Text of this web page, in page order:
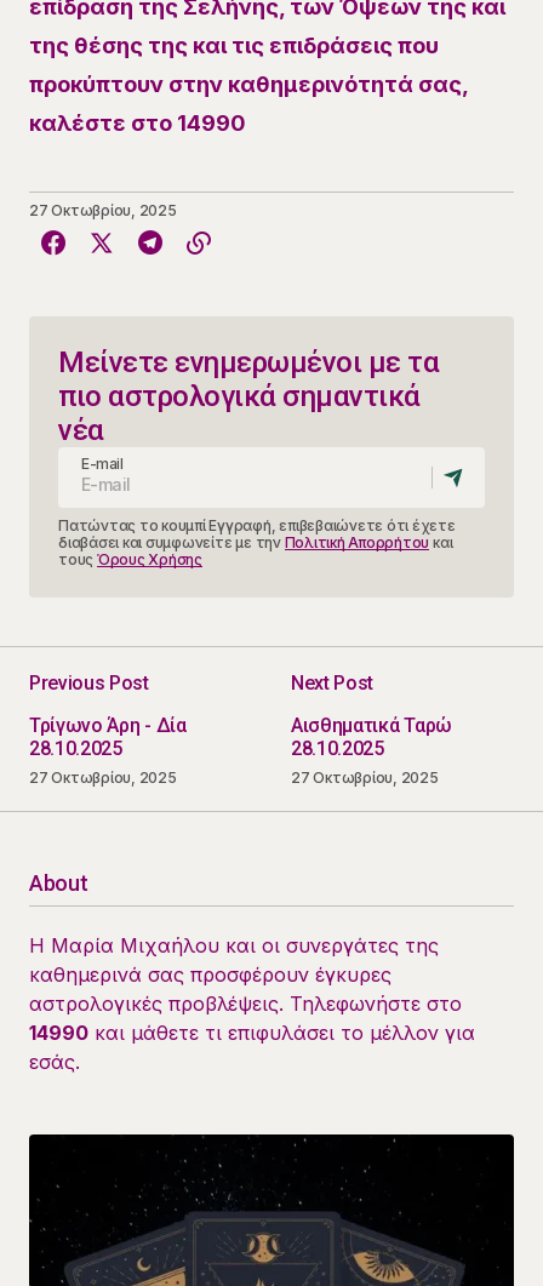
επίδραση της Σελήνης, των Όψεων της και
της θέσης της και τις επιδράσεις που
προκύπτουν στην καθημερινότητά σας,
καλέστε στο 14990
27 Οκτωβρίου, 2025
Μείνετε ενημερωμένοι με τα
πιο αστρολογικά σημαντικά
νέα
E-mail
Πατώντας το κουμπί Εγγραφή, επιβεβαιώνετε ότι έχετε
διαβάσει και συμφωνείτε με την Πολιτική Απορρήτου και
τους Όρους Χρήσης
Previous Post
Τρίγωνο Άρη - Δία
28.10.2025
27 Οκτωβρίου, 2025
Next Post
Αισθηματικά Ταρώ
28.10.2025
27 Οκτωβρίου, 2025
About
Η Μαρία Μιχαήλου και οι συνεργάτες της
καθημερινά σας προσφέρουν έγκυρες
αστρολογικές προβλέψεις. Τηλεφωνήστε στο
14990 και μάθετε τι επιφυλάσει το μέλλον για
εσάς.